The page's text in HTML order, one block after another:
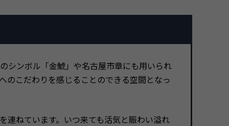
シンボル「金鯱」や名古屋市章にも用いられ
のこだわりを感じることのできる空間となっ
ねています。いつ来ても活気と賑わい溢れ